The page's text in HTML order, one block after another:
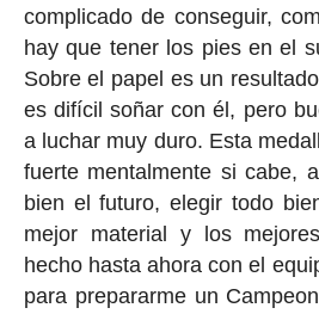
complicado de conseguir,
hay que tener los pies en el
Sobre el papel es un
es difícil soñar con él, pero
a luchar muy duro. Esta
fuerte mentalmente si cabe,
bien el futuro, elegir todo
mejor material y los
hecho hasta ahora con el
para prepararme un